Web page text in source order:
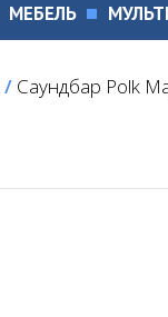
МЕБЕЛЬ
/ Саундбар Polk